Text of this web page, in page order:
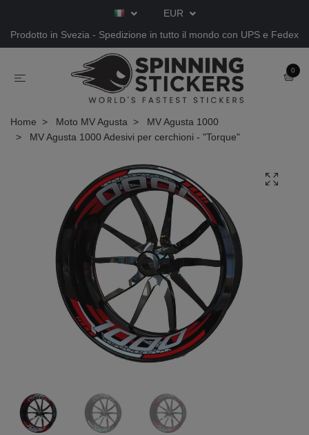
EUR
Prodotto in Svezia - Spedizione in tutto il mondo con UPS e Fedex
0
Home Moto MV Agusta
MV Agusta 1000
MV Agusta 1000 Adesivi per cerchioni - "Torque"